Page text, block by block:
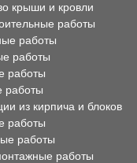
крыши и кровли
работы
работы
работы
работы
работы
из кирпича и блоков
работы
работы
работы